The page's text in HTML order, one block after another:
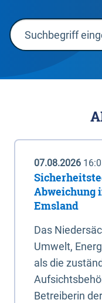
07.08.2026
Abweichung
Emsland
Das
Umwelt,
als die
Betreiberin